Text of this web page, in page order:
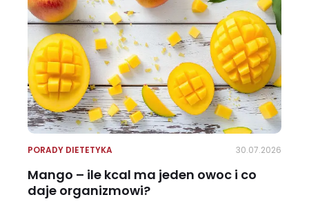
PORADY DIETETYKA 30.07.2026
Mango – ile kcal ma jeden owoc i co
daje organizmowi?